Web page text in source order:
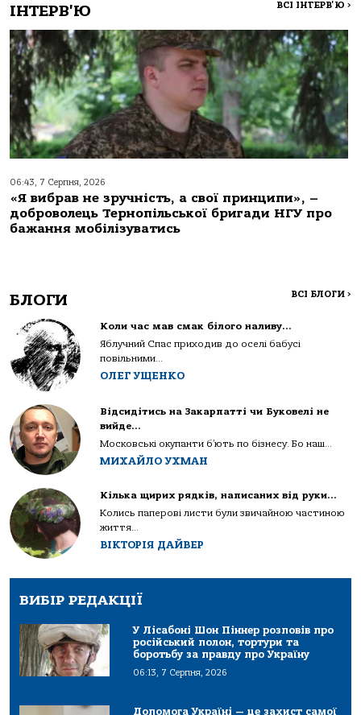
ІНТЕРВ'Ю ВСІ ІНТЕРВ'Ю >
06:43, 7 Серпня, 2026
«Я вибрав не зручність, а свої принципи», –
доброволець Тернопільської бригади НГУ про
бажання мобілізуватись
БЛОГИ ВСІ БЛОГИ >
Коли час мав смак білого наливу…
Яблучний Спас приходив до оселі бабусі
повільними...
ОЛЕГ УЩЕНКО
Відсидітись на Закарпатті чи Буковелі не
вийде…
Московські окупанти б’ють по бізнесу. Бо наш...
МИХАЙЛО УХМАН
Кілька щирих рядків, написаних від руки…
Колись паперові листи були звичайною частиною
життя...
ВІКТОРІЯ ДАЙВЕР
ВИБІР РЕДАКЦІЇ
У Лісабоні Шон Піннер розповів про
російський полон, тортури та
боротьбу за правду про Україну
06:13, 7 Серпня, 2026
Допомога Україні — це захист самої